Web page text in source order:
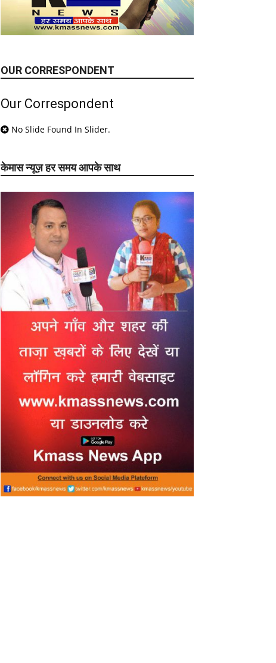
OUR CORRESPONDENT
Our Correspondent
No Slide Found In Slider.
केमास न्यूज़ हर समय आपके साथ